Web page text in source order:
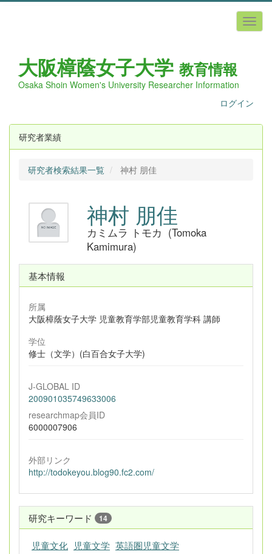
大阪樟蔭女子大学 教育情報
Osaka Shoin Women's University Researcher Information
ログイン
研究者業績
研究者検索結果一覧 神村 朋佳
神村 朋佳
カミムラ トモカ (Tomoka
Kamimura)
基本情報
所属
大阪樟蔭女子大学 児童教育学部児童教育学科 講師
学位
修士（文学）(白百合女子大学)
J-GLOBAL ID
200901035749633006
researchmap会員ID
6000007906
外部リンク
http://todokeyou.blog90.fc2.com/
研究キーワード 14
児童文化 児童文学 英語圏児童文学